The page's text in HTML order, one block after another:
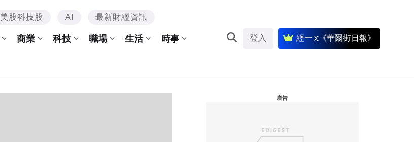
美股科技股 AI 最新財經資訊
商業 科技 職場 生活 時事 登入 經一 x《華爾街日報》
廣告